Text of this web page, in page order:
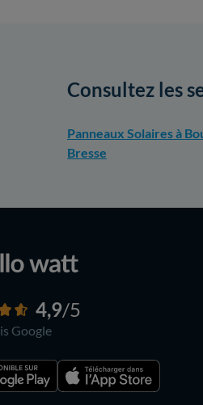
Consultez les
Panneaux Solaires à
Bresse
4,9/5
Google